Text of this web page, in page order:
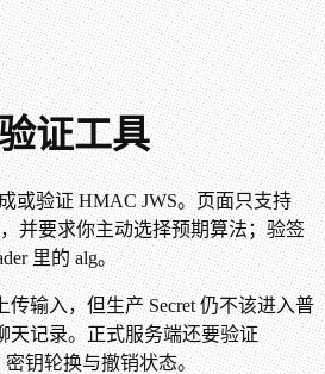
证工具
或验证 HMAC JWS。页面只支持
，并要求你主动选择预期算法；验签
里的 alg。
传输入，但生产 Secret 仍不该进入普
天记录。正式服务端还要验证
密钥轮换与撤销状态。